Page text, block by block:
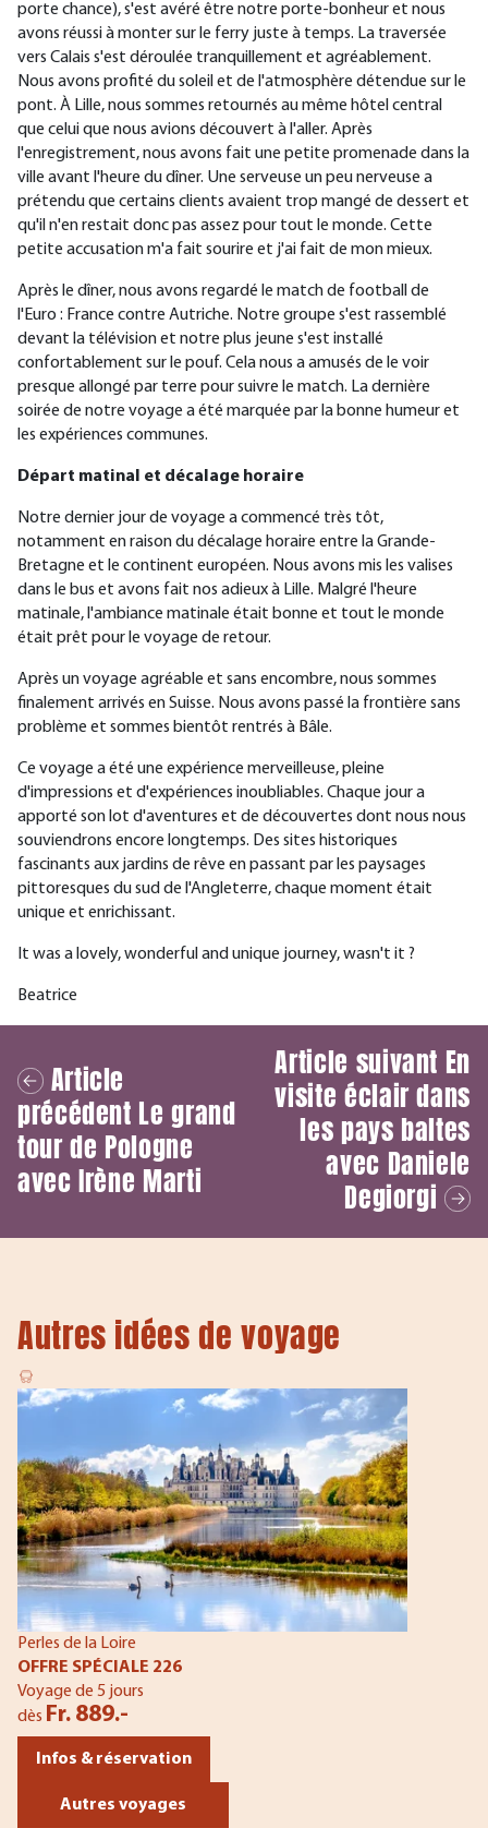
porte chance), s'est avéré être notre porte-bonheur et nous
avons réussi à monter sur le ferry juste à temps. La traversée
vers Calais s'est déroulée tranquillement et agréablement.
Nous avons profité du soleil et de l'atmosphère détendue sur le
pont. À Lille, nous sommes retournés au même hôtel central
que celui que nous avions découvert à l'aller. Après
l'enregistrement, nous avons fait une petite promenade dans la
ville avant l'heure du dîner. Une serveuse un peu nerveuse a
prétendu que certains clients avaient trop mangé de dessert et
qu'il n'en restait donc pas assez pour tout le monde. Cette
petite accusation m'a fait sourire et j'ai fait de mon mieux.
Après le dîner, nous avons regardé le match de football de
l'Euro : France contre Autriche. Notre groupe s'est rassemblé
devant la télévision et notre plus jeune s'est installé
confortablement sur le pouf. Cela nous a amusés de le voir
presque allongé par terre pour suivre le match. La dernière
soirée de notre voyage a été marquée par la bonne humeur et
les expériences communes.
Départ matinal et décalage horaire
Notre dernier jour de voyage a commencé très tôt,
notamment en raison du décalage horaire entre la Grande-
Bretagne et le continent européen. Nous avons mis les valises
dans le bus et avons fait nos adieux à Lille. Malgré l'heure
matinale, l'ambiance matinale était bonne et tout le monde
était prêt pour le voyage de retour.
Après un voyage agréable et sans encombre, nous sommes
finalement arrivés en Suisse. Nous avons passé la frontière sans
problème et sommes bientôt rentrés à Bâle.
Ce voyage a été une expérience merveilleuse, pleine
d'impressions et d'expériences inoubliables. Chaque jour a
apporté son lot d'aventures et de découvertes dont nous nous
souviendrons encore longtemps. Des sites historiques
fascinants aux jardins de rêve en passant par les paysages
pittoresques du sud de l'Angleterre, chaque moment était
unique et enrichissant.
It was a lovely, wonderful and unique journey, wasn't it ?
Beatrice
Article
précédent Le grand
tour de Pologne
avec Irène Marti
Article suivant En
visite éclair dans
les pays baltes
avec Daniele
Degiorgi
Autres idées de voyage
Perles de la Loire
OFFRE SPÉCIALE 226
Voyage de 5 jours
dès Fr. 889.-
Infos & réservation
Autres voyages